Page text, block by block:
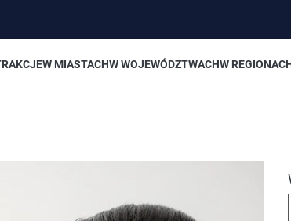
W MIASTACHW WOJEWÓDZTWACHW